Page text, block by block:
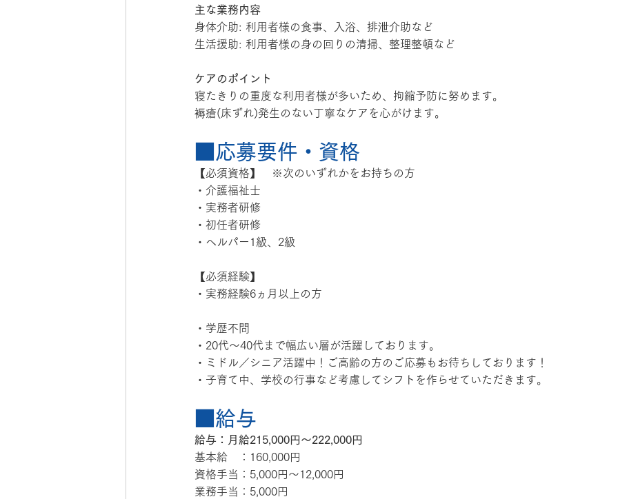
主な業務内容
身体介助: 利用者様の食事、入浴、排泄介助など
生活援助: 利用者様の身の回りの清掃、整理整頓など
ケアのポイント
寝たきりの重度な利用者様が多いため、拘縮予防に努めます。
褥瘡(床ずれ)発生のない丁寧なケアを心がけます。
■応募要件・資格
【必須資格】　※次のいずれかをお持ちの方
・介護福祉士
・実務者研修
・初任者研修
・ヘルパー1級、2級
【必須経験】
・実務経験6ヵ月以上の方
・学歴不問
・20代〜40代まで幅広い層が活躍しております。
・ミドル／シニア活躍中！ご高齢の方のご応募もお待ちしております！
・子育て中、学校の行事など考慮してシフトを作らせていただきます。
■給与
給与：月給215,000円〜222,000円
基本給　：160,000円
資格手当：5,000円～12,000円
業務手当：5,000円